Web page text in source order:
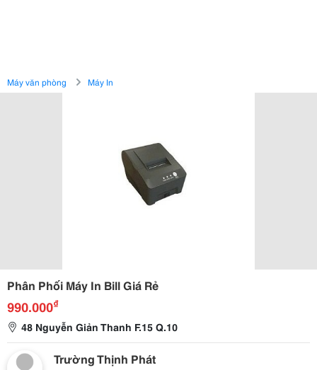
Máy văn phòng Máy In
Phân Phối Máy In Bill Giá Rẻ
990.000₫
48 Nguyễn Giản Thanh F.15 Q.10
Trường Thịnh Phát